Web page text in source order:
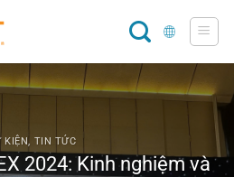
KIỆN, TIN TỨC
2024: Kinh nghiệm và